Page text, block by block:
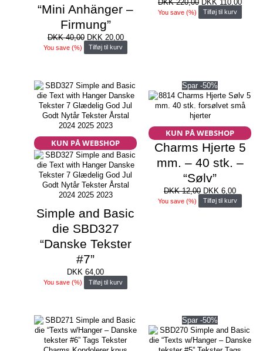
“Mini Anhänger –
Firmung”
DKK40,00 Den
oprindelige
pris
DKK 20,00Den
pris
You save(%) Tilføj til kurv
DKK220,00
oprindelige
pris
DKK 110,00
pris
You save (%) Tilføj til kurv
KUN PÅ WEBSHOP
Simple and Basic
die SBD327
“Danske Tekster
#7”
DKK 64,00
You save(%) Tilføj til kurv
Spar -50%
KUN PÅ WEBSHOP
Charms Hjerte 5
mm. – 40 stk. –
“Sølv”
DKK12,00 Den
oprindelige
pris
DKK 6,00Den
aktuelle
pris
You save (%) Tilføj til kurv
Spar -50%